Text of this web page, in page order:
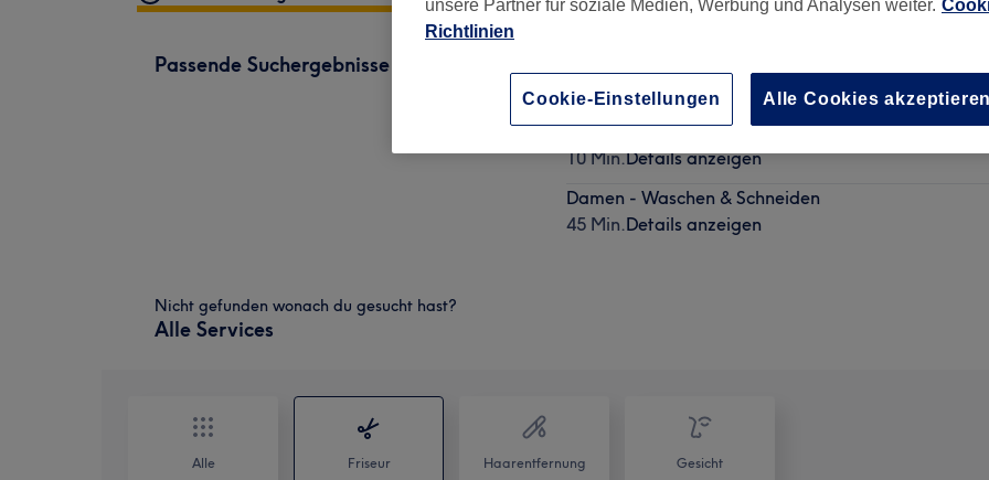
Passende Suchergebnisse
30 Min.Details anzeigen
Damen - Haarkur Intensiv, Conditioner
10 Min.Details anzeigen
Damen - Waschen & Schneiden
45 Min.Details anzeigen
Nicht gefunden wonach du gesucht hast?
Alle Services
Alle Friseur Haarentfernung Gesicht
unsere Partner für soziale Medien, Werbung und Analysen weiter.
Richtlinien
Cookie-Einstellungen Alle Cookies